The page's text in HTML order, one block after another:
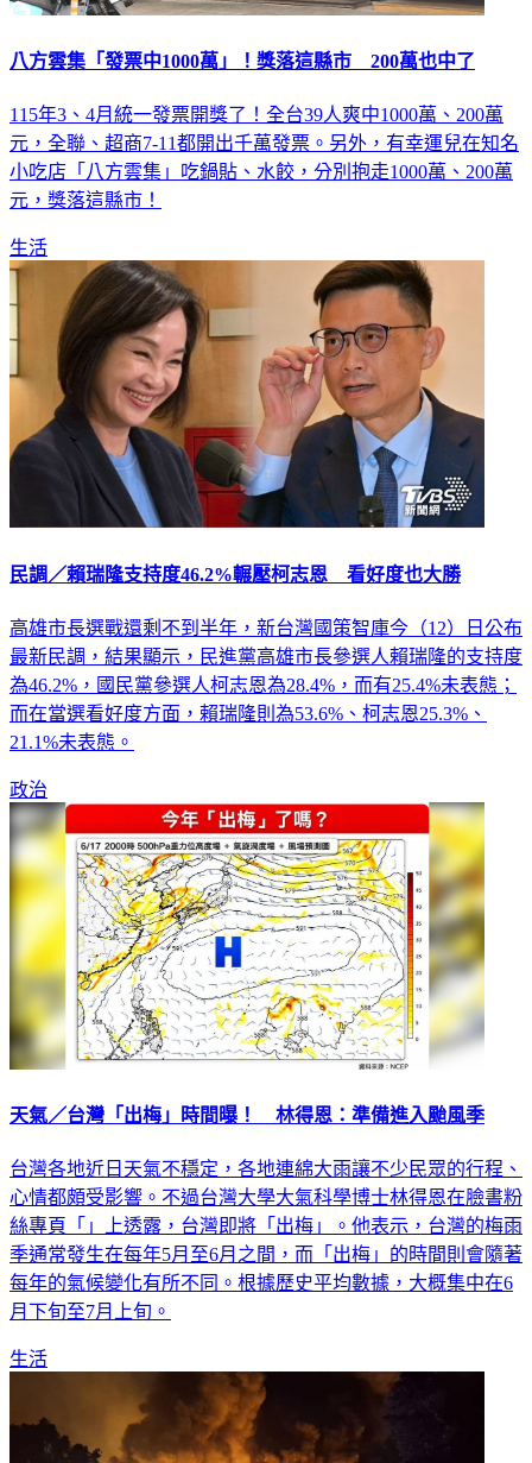
八方雲集「發票中1000萬」！獎落這縣市 200萬也中了
115年3、4月統一發票開獎了！全台39人爽中1000萬、200萬
元，全聯、超商7-11都開出千萬發票。另外，有幸運兒在知名
小吃店「八方雲集」吃鍋貼、水餃，分別抱走1000萬、200萬
元，獎落這縣市！
生活
民調／賴瑞隆支持度46.2%輾壓柯志恩 看好度也大勝
高雄市長選戰還剩不到半年，新台灣國策智庫今（12）日公布
最新民調，結果顯示，民進黨高雄市長參選人賴瑞隆的支持度
為46.2%，國民黨參選人柯志恩為28.4%，而有25.4%未表態；
而在當選看好度方面，賴瑞隆則為53.6%、柯志恩25.3%、
21.1%未表態。
政治
天氣／台灣「出梅」時間曝！ 林得恩：準備進入颱風季
台灣各地近日天氣不穩定，各地連綿大雨讓不少民眾的行程、
心情都頗受影響。不過台灣大學大氣科學博士林得恩在臉書粉
絲專頁「」上透露，台灣即將「出梅」。他表示，台灣的梅雨
季通常發生在每年5月至6月之間，而「出梅」的時間則會隨著
每年的氣候變化有所不同。根據歷史平均數據，大概集中在6
月下旬至7月上旬。
生活